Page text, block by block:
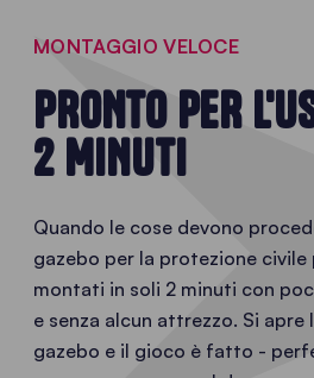
MONTAGGIO VELOCE
PRONTO PER
2 MINUTI
Quando le cose devono
gazebo per la protezione civile
montati in soli 2 minuti con
e senza alcun attrezzo. Si apre
gazebo e il gioco è fatto -